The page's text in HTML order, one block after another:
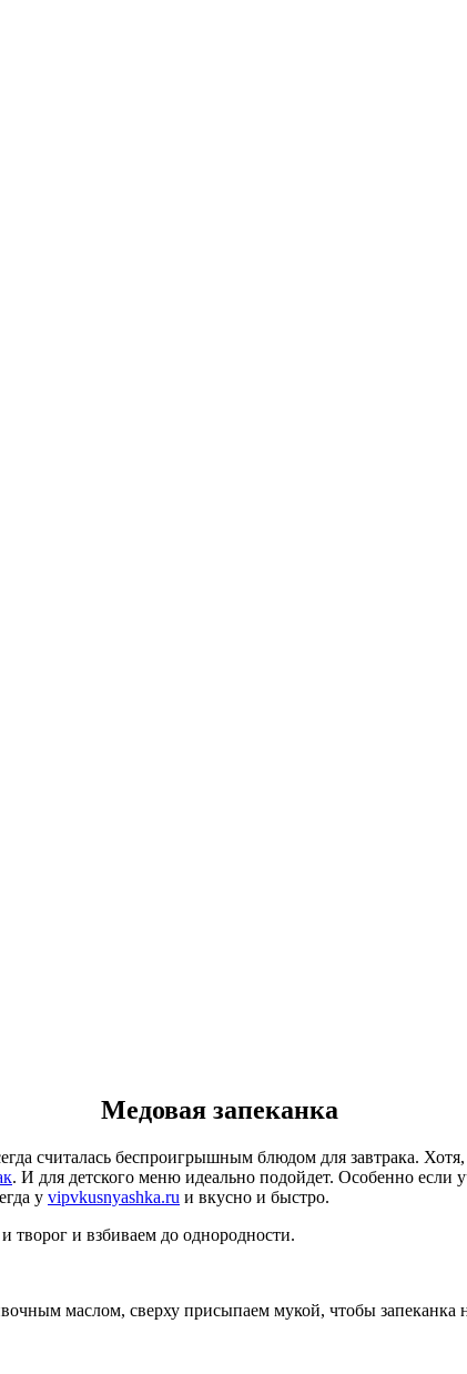
Медовая запеканка
считалась беспроигрышным блюдом для завтрака.
. И для детского меню идеально подойдет. Особенно если
у vipvkusnyashka.ru и вкусно и быстро.
творог и взбиваем до однородности.
маслом, сверху присыпаем мукой, чтобы запеканка